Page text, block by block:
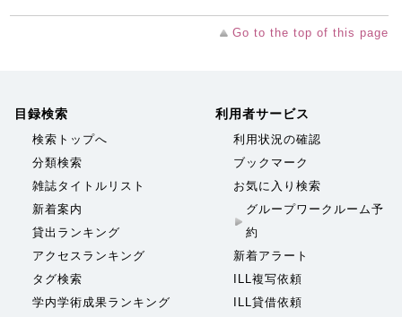
Go to the top of this page
目録検索
検索トップへ
分類検索
雑誌タイトルリスト
新着案内
貸出ランキング
アクセスランキング
タグ検索
学内学術成果ランキング
利用者サービス
利用状況の確認
ブックマーク
お気に入り検索
グループワークルーム予
約
新着アラート
ILL複写依頼
ILL貸借依頼